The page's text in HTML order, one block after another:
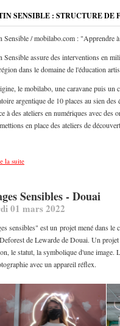
SENSIBLE : STRUCTURE
Sensible / mobilabo.com : "Apprendre
Sensible assure des interventions en
dans le domaine de l'éducation
le mobilabo, une caravane puis un
argentique de 10 places au sien
à des ateliers en numériques avec
en place des ateliers de
la suite
Sensibles - Douai
01 mars 2022
sensibles" est un projet mené dans le
de Lewarde de Douai. Un
le statut, la symbolique d'une image.
avec un appareil réflex.